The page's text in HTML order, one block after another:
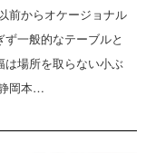
前からオケージョナル
一般的なテーブルと
は場所を取らない小ぶ
岡本…